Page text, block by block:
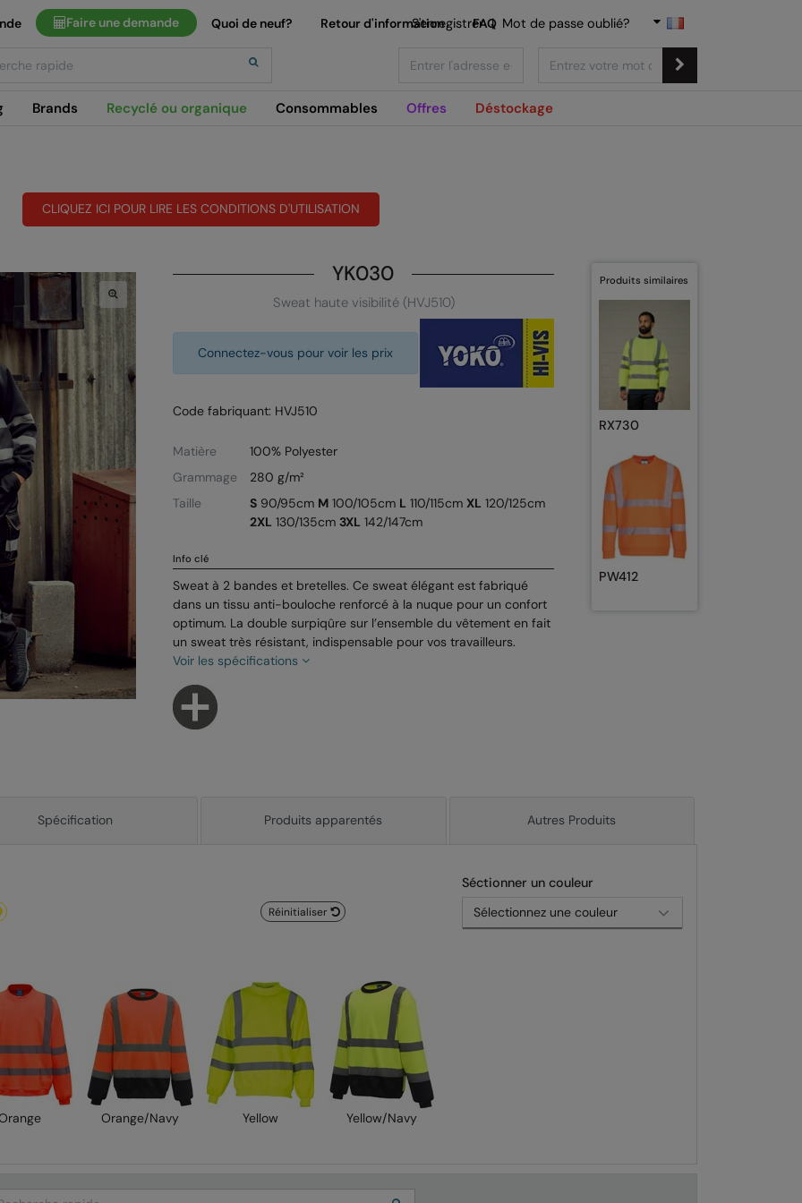
Brands Recyclé ou organique Consommables Offres Déstockage
Faire une demande Quoi de neuf? Retour d'information FAQ
S'enregistrer | Mot de passe oublié?
CLIQUEZ ICI POUR LIRE LES CONDITIONS D'UTILISATION
YK030
Sweat haute visibilité (HVJ510)
Connectez-vous pour voir les prix
Code fabriquant: HVJ510
Matière
100% Polyester
Grammage
280 g/m²
Taille
S90/95cm M100/105cm L 110/115cm XL 120/125cm
2XL 130/135cm 3XL 142/147cm
Info clé
Sweat à 2 bandes et bretelles. Ce sweat élégant est fabriqué
dans un tissu anti-bouloche renforcé à la nuque pour un confort
optimum. La double surpiqûre sur l’ensemble du vêtement en fait
un sweat très résistant, indispensable pour vos travailleurs.
Voir les spécifications
Produits similaires
RX730
PW412
Spécification Produits apparentés Autres Produits
Séctionner un couleur
Réinitialiser
Orange/Navy Yellow Yellow/Navy